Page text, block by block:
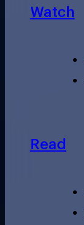
Watch
Read